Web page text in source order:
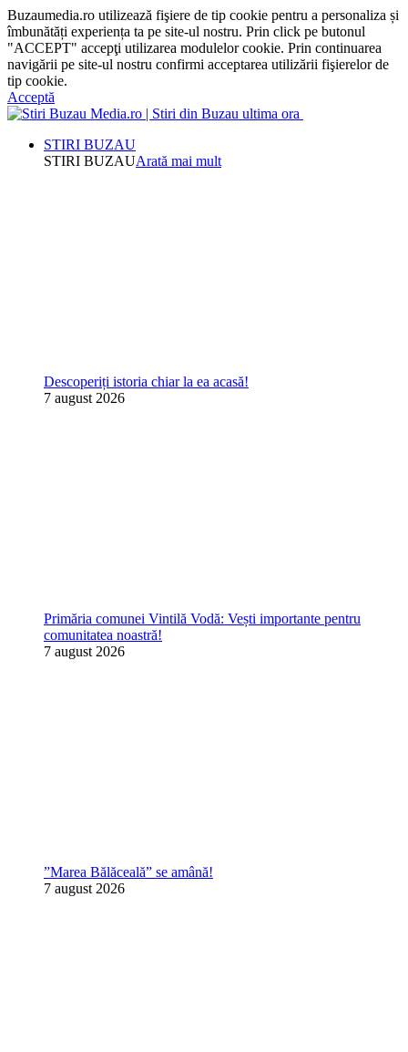
Buzaumedia.ro utilizează fişiere de tip cookie pentru a personaliza și
îmbunătăți experiența ta pe site-ul nostru. Prin click pe butonul
"ACCEPT" accepţi utilizarea modulelor cookie. Prin continuarea
navigării pe site-ul nostru confirmi acceptarea utilizării fişierelor de
tip cookie.
Acceptă
STIRI BUZAU
STIRI BUZAUArată mai mult
Descoperiți istoria chiar la ea acasă!
7 august 2026
Primăria comunei Vintilă Vodă: Vești importante pentru
comunitatea noastră!
7 august 2026
”Marea Bălăceală” se amână!
7 august 2026